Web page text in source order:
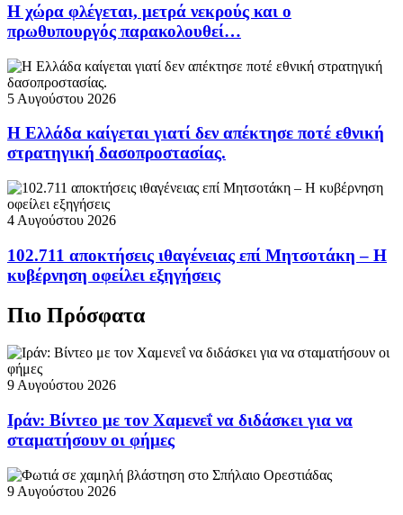
Η χώρα φλέγεται, μετρά νεκρούς και ο
πρωθυπουργός παρακολουθεί…
5 Αυγούστου 2026
Η Ελλάδα καίγεται γιατί δεν απέκτησε ποτέ εθνική
στρατηγική δασοπροστασίας.
4 Αυγούστου 2026
102.711 αποκτήσεις ιθαγένειας επί Μητσοτάκη – Η
κυβέρνηση οφείλει εξηγήσεις
Πιο Πρόσφατα
9 Αυγούστου 2026
Ιράν: Βίντεο με τον Χαμενεΐ να διδάσκει για να
σταματήσουν οι φήμες
9 Αυγούστου 2026